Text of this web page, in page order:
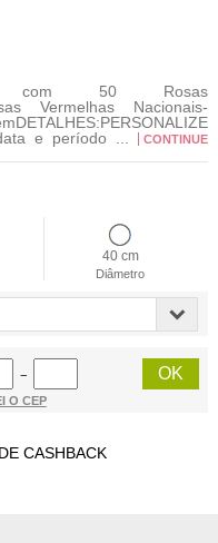
com 50 Rosas
Vermelhas Nacionais-
data e período ... CONTINUE
40 cm
Diâmetro
−
O CEP
DE CASHBACK